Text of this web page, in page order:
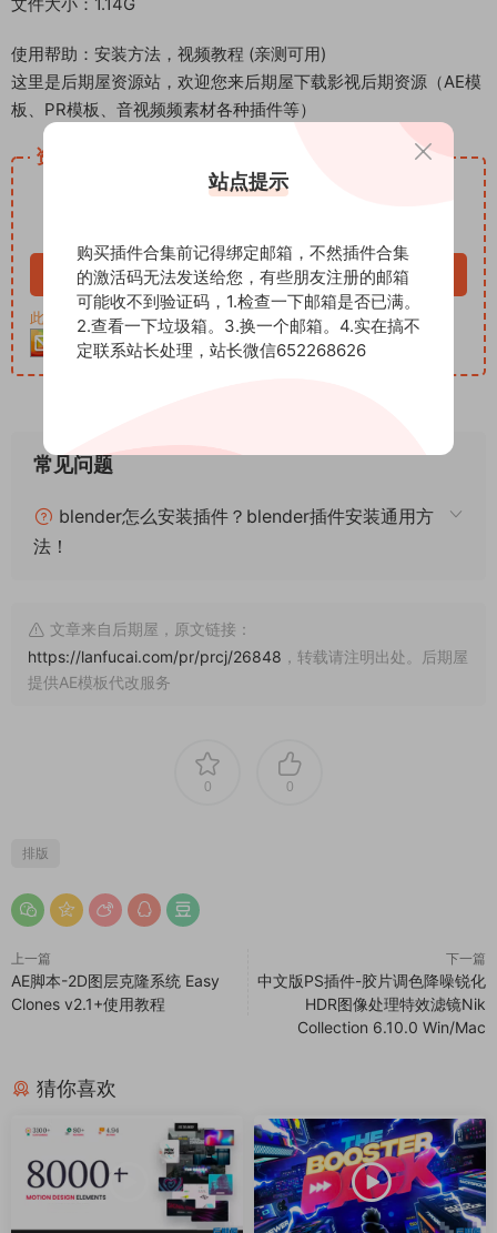
使用帮助：安装方法，视频教程 (亲测可用)
这里是后期屋资源站，欢迎您来后期屋下载影视后期资源（AE模
板、PR模板、音视频频素材各种插件等）
资源下载
下载价格 12积分
立即购买
此资源购买后30天内可下载。客服QQ：652268626
常见问题
blender怎么安装插件？blender插件安装通用方
法！
文章来自后期屋，原文链接：
https://lanfucai.com/pr/prcj/26848 ，转载请注明出处。后期屋
提供AE模板代改服务
0 0
排版
上一篇
AE脚本-2D图层克隆系统 Easy
Clones v2.1+使用教程
下一篇
中文版PS插件-胶片调色降噪锐化
HDR图像处理特效滤镜Nik
Collection 6.10.0 Win/Mac
猜你喜欢
站点提示
购买插件合集前记得绑定邮箱，不然插件合集
的激活码无法发送给您，有些朋友注册的邮箱
可能收不到验证码，1.检查一下邮箱是否已满。
2.查看一下垃圾箱。3.换一个邮箱。4.实在搞不
定联系站长处理，站长微信652268626